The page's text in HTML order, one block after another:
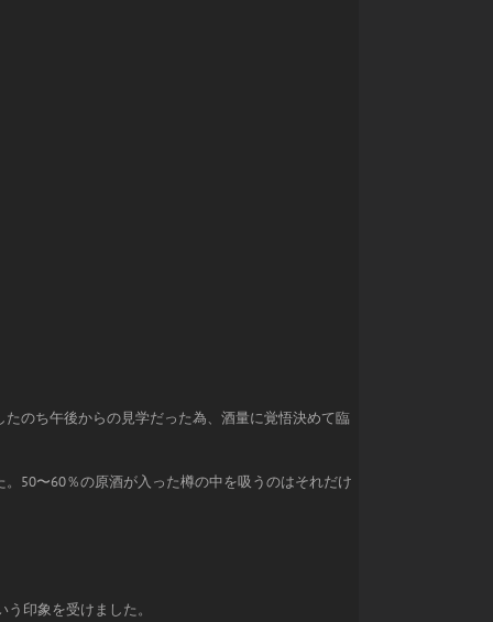
のち午後からの見学だった為、酒量に覚悟決めて臨
50〜60％の原酒が入った樽の中を吸うのはそれだけ
印象を受けました。